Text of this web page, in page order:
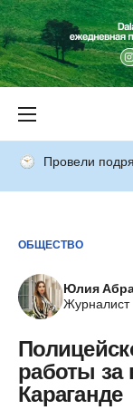
Провели
ОБЩЕСТВО
Юлия
Журналист
работы за
Караганде